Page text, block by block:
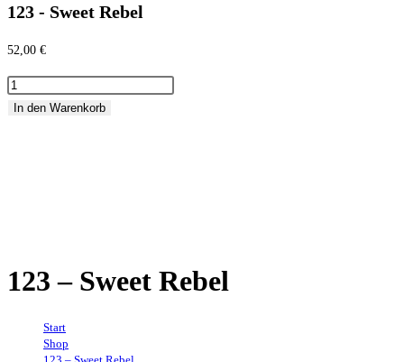
123 - Sweet Rebel
52,00 €
123
In den Warenkorb
123 – Sweet Rebel
Start
Shop